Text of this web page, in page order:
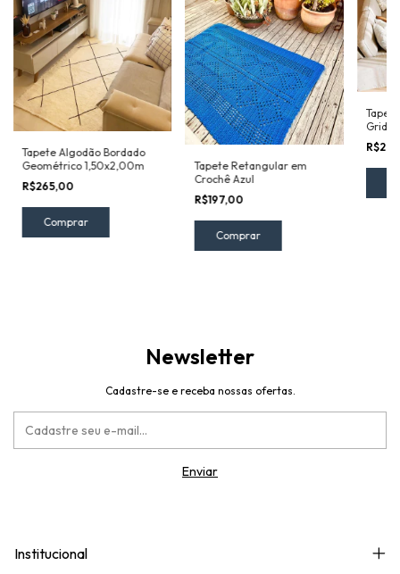
Tapete Algodão Bordado
Geométrico 1,50x2,00m
R$265,00
Tapete Retangular em
Crochê Azul
R$197,00
Grid
Newsletter
Cadastre-se e receba nossas ofertas.
Institucional